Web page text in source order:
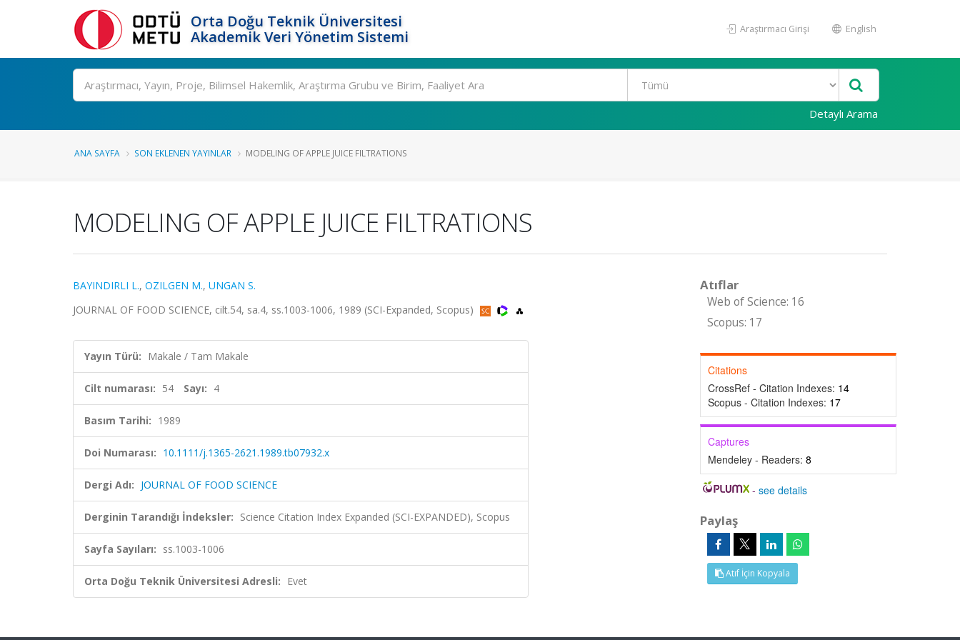
Orta Doğu Teknik Üniversitesi
Akademik Veri Yönetim Sistemi
Araştırmacı Girişi English
Ara
Detaylı Arama
ANA SAYFA SON EKLENEN YAYINLAR MODELING OF APPLE JUICE FILTRATIONS
MODELING OF APPLE JUICE FILTRATIONS
BAYINDIRLI L., OZILGEN M., UNGAN S.
JOURNAL OF FOOD SCIENCE, cilt.54, sa.4, ss.1003-1006, 1989 (SCI-Expanded, Scopus)
Yayın Türü: Makale / Tam Makale
Cilt numarası: 54 Sayı: 4
Basım Tarihi: 1989
Doi Numarası: 10.1111/j.1365-2621.1989.tb07932.x
Dergi Adı: JOURNAL OF FOOD SCIENCE
Derginin Tarandığı İndeksler: Science Citation Index Expanded (SCI-EXPANDED), Scopus
Sayfa Sayıları: ss.1003-1006
Orta Doğu Teknik Üniversitesi Adresli: Evet
Atıflar
Web of Science: 16
Scopus: 17
Citations
CrossRef - Citation Indexes: 14
Scopus - Citation Indexes: 17
Captures
Mendeley - Readers: 8
-see details
Paylaş
Atıf İçin Kopyala